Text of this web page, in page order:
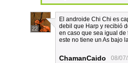
22
El androide Chi Chi es
debil que Harp y recibió
en caso que sea igual
este no tiene un As bajo
ChamanCaido 08/